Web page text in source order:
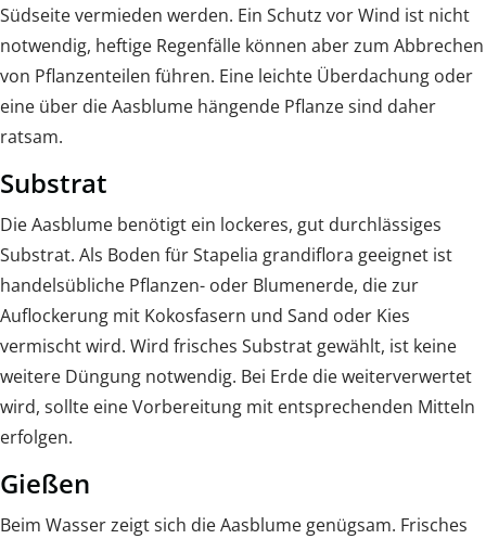
Südseite vermieden werden. Ein Schutz vor Wind ist nicht
notwendig, heftige Regenfälle können aber zum Abbrechen
von Pflanzenteilen führen. Eine leichte Überdachung oder
eine über die Aasblume hängende Pflanze sind daher
ratsam.
Substrat
Die Aasblume benötigt ein lockeres, gut durchlässiges
Substrat. Als Boden für Stapelia grandiflora geeignet ist
handelsübliche Pflanzen- oder Blumenerde, die zur
Auflockerung mit Kokosfasern und Sand oder Kies
vermischt wird. Wird frisches Substrat gewählt, ist keine
weitere Düngung notwendig. Bei Erde die weiterverwertet
wird, sollte eine Vorbereitung mit entsprechenden Mitteln
erfolgen.
Gießen
Beim Wasser zeigt sich die Aasblume genügsam. Frisches